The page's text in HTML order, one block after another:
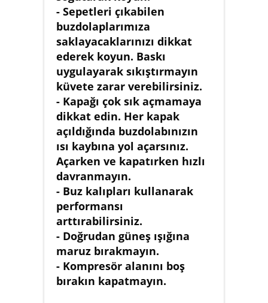
- Sepetleri çıkabilen
buzdolaplarımıza
saklayacaklarınızı dikkat
ederek koyun. Baskı
uygulayarak sıkıştırmayın
küvete zarar verebilirsiniz.
- Kapağı çok sık açmamaya
dikkat edin. Her kapak
açıldığında buzdolabınızın
ısı kaybına yol açarsınız.
Açarken ve kapatırken hızlı
davranmayın.
- Buz kalıpları kullanarak
performansı
arttırabilirsiniz.
- Doğrudan güneş ışığına
maruz bırakmayın.
- Kompresör alanını boş
bırakın kapatmayın.